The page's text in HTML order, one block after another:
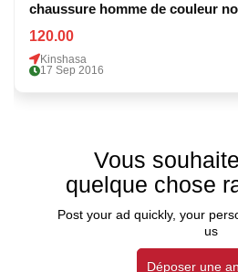
chaussure homme de couleur
120.00
Kinshasa
17 Sep 2016
Vous
quelque chose
Post your ad quickly, your
us
Déposer une